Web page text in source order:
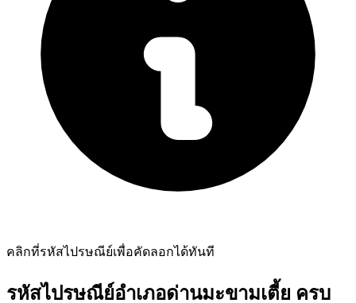
คลิกที่รหัสไปรษณีย์เพื่อคัดลอกได้ทันที
รหัสไปรษณีย์อำเภอด่านมะขามเตี้ย ครบ